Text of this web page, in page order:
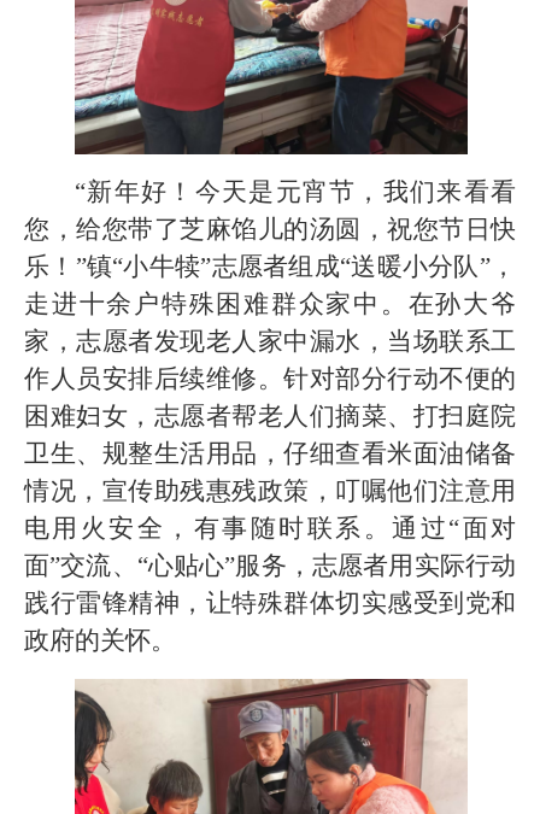
“新年好！今天是元宵节，我们来看看
您，给您带了芝麻馅儿的汤圆，祝您节日快
乐！”镇“小牛犊”志愿者组成“送暖小分队”，
走进十余户特殊困难群众家中。在孙大爷
家，志愿者发现老人家中漏水，当场联系工
作人员安排后续维修。针对部分行动不便的
困难妇女，志愿者帮老人们摘菜、打扫庭院
卫生、规整生活用品，仔细查看米面油储备
情况，宣传助残惠残政策，叮嘱他们注意用
电用火安全，有事随时联系。通过“面对
面”交流、“心贴心”服务，志愿者用实际行动
践行雷锋精神，让特殊群体切实感受到党和
政府的关怀。